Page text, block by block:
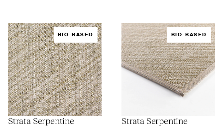
BIO-BASED
Strata Serpentine
BIO-BASED
Strata Serpentine